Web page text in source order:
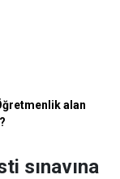
alan
sınavına